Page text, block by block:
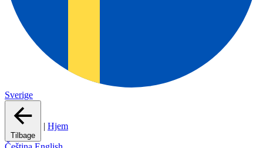
Sverige
Tilbage
| Hjem